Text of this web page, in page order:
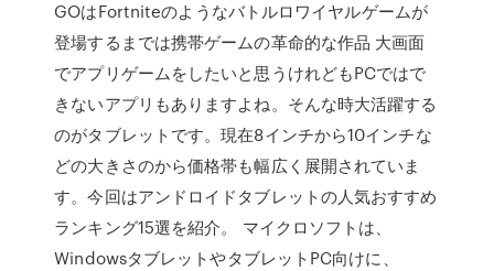
GOはFortniteのようなバトルロワイヤルゲームが
登場するまでは携帯ゲームの革命的な作品 大画面
でアプリゲームをしたいと思うけれどもPCではで
きないアプリもありますよね。そんな時大活躍する
のがタブレットです。現在8インチから10インチな
どの大きさのから価格帯も幅広く展開されていま
す。今回はアンドロイドタブレットの人気おすすめ
ランキング15選を紹介。 マイクロソフトは、
WindowsタブレットやタブレットPC向けに、